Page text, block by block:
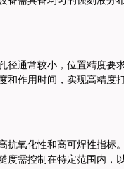
径通常较小，位置精度要
和作用时间，实现高精度
氧化性和高可焊性指标。
度需控制在特定范围内，